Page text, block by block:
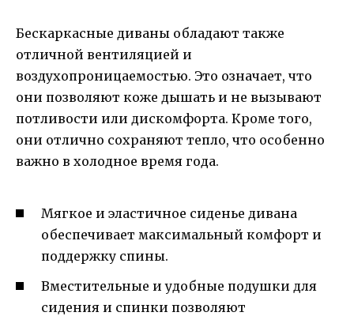
Бескаркасные диваны обладают также
отличной вентиляцией и
воздухопроницаемостью. Это означает, что
они позволяют коже дышать и не вызывают
потливости или дискомфорта. Кроме того,
они отлично сохраняют тепло, что особенно
важно в холодное время года.
Мягкое и эластичное сиденье дивана
обеспечивает максимальный комфорт и
поддержку спины.
Вместительные и удобные подушки для
сидения и спинки позволяют